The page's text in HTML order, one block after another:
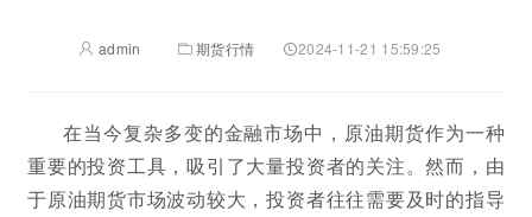
admin 期货行情 2024-11-21 15:59:25
在当今复杂多变的金融市场中，原油期货作为一种
重要的投资工具，吸引了大量投资者的关注。然而，由
于原油期货市场波动较大，投资者往往需要及时的指导